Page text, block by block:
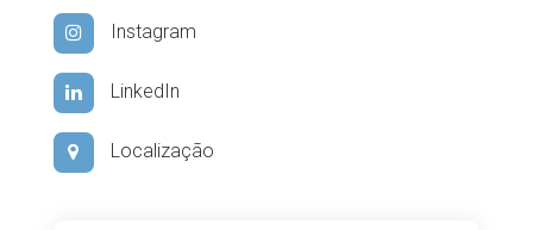
Instagram
LinkedIn
Localização